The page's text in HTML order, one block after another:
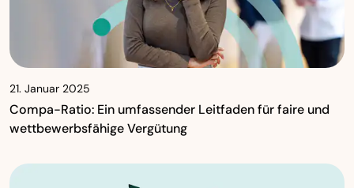
21. Januar 2025
Compa-Ratio: Ein umfassender Leitfaden für faire und
wettbewerbsfähige Vergütung